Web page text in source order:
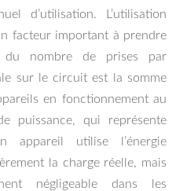
d’utilisation. L’utilisation
facteur important à prendre
nombre de prises par
sur le circuit est la somme
en fonctionnement au
puissance, qui représente
appareil utilise l’énergie
la charge réelle, mais
négligeable dans les